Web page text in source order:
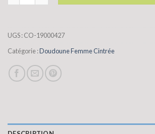
UGS :CO-19000427
Catégorie :Doudoune Femme Cintrée